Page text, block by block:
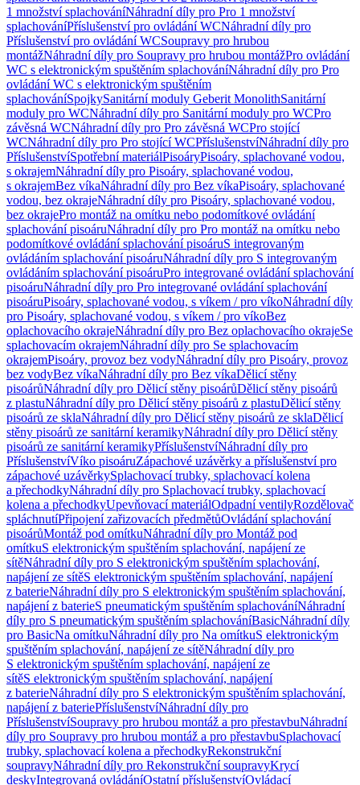
1 množství splachováníNáhradní díly pro Pro 1 množství
splachováníPříslušenství pro ovládání WCNáhradní díly pro
Příslušenství pro ovládání WCSoupravy pro hrubou
montážNáhradní díly pro Soupravy pro hrubou montážPro ovládání
WC s elektronickým spuštěním splachováníNáhradní díly pro Pro
ovládání WC s elektronickým spuštěním
splachováníSpojkySanitární moduly Geberit MonolithSanitární
moduly pro WCNáhradní díly pro Sanitární moduly pro WCPro
závěsná WCNáhradní díly pro Pro závěsná WCPro stojící
WCNáhradní díly pro Pro stojící WCPříslušenstvíNáhradní díly pro
PříslušenstvíSpotřební materiálPisoáryPisoáry, splachované vodou,
s okrajemNáhradní díly pro Pisoáry, splachované vodou,
s okrajemBez víkaNáhradní díly pro Bez víkaPisoáry, splachované
vodou, bez okrajeNáhradní díly pro Pisoáry, splachované vodou,
bez okrajePro montáž na omítku nebo podomítkové ovládání
splachování pisoáruNáhradní díly pro Pro montáž na omítku nebo
podomítkové ovládání splachování pisoáruS integrovaným
ovládáním splachování pisoáruNáhradní díly pro S integrovaným
ovládáním splachování pisoáruPro integrované ovládání splachování
pisoáruNáhradní díly pro Pro integrované ovládání splachování
pisoáruPisoáry, splachované vodou, s víkem / pro víkoNáhradní díly
pro Pisoáry, splachované vodou, s víkem / pro víkoBez
oplachovacího okrajeNáhradní díly pro Bez oplachovacího okrajeSe
splachovacím okrajemNáhradní díly pro Se splachovacím
okrajemPisoáry, provoz bez vodyNáhradní díly pro Pisoáry, provoz
bez vodyBez víkaNáhradní díly pro Bez víkaDělicí stěny
pisoárůNáhradní díly pro Dělicí stěny pisoárůDělicí stěny pisoárů
z plastuNáhradní díly pro Dělicí stěny pisoárů z plastuDělicí stěny
pisoárů ze sklaNáhradní díly pro Dělicí stěny pisoárů ze sklaDělicí
stěny pisoárů ze sanitární keramikyNáhradní díly pro Dělicí stěny
pisoárů ze sanitární keramikyPříslušenstvíNáhradní díly pro
PříslušenstvíVíko pisoáruZápachové uzávěrky a příslušenství pro
zápachové uzávěrkySplachovací trubky, splachovací kolena
a přechodkyNáhradní díly pro Splachovací trubky, splachovací
kolena a přechodkyUpevňovací materiálOdpadní ventilyRozdělovač
spláchnutíPřipojení zařizovacích předmětůOvládání splachování
pisoárůMontáž pod omítkuNáhradní díly pro Montáž pod
omítkuS elektronickým spuštěním splachování, napájení ze
sítěNáhradní díly pro S elektronickým spuštěním splachování,
napájení ze sítěS elektronickým spuštěním splachování, napájení
z baterieNáhradní díly pro S elektronickým spuštěním splachování,
napájení z baterieS pneumatickým spuštěním splachováníNáhradní
díly pro S pneumatickým spuštěním splachováníBasicNáhradní díly
pro BasicNa omítkuNáhradní díly pro Na omítkuS elektronickým
spuštěním splachování, napájení ze sítěNáhradní díly pro
S elektronickým spuštěním splachování, napájení ze
sítěS elektronickým spuštěním splachování, napájení
z baterieNáhradní díly pro S elektronickým spuštěním splachování,
napájení z bateriePříslušenstvíNáhradní díly pro
PříslušenstvíSoupravy pro hrubou montáž a pro přestavbuNáhradní
díly pro Soupravy pro hrubou montáž a pro přestavbuSplachovací
trubky, splachovací kolena a přechodkyRekonstrukční
soupravyNáhradní díly pro Rekonstrukční soupravyKrycí
deskyIntegrovaná ovládáníOstatní příslušenstvíOvládací